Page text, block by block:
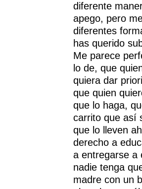
diferente
apego, pero
diferentes
has querido
Me parece
lo de, que
quiera dar
que quien
que lo haga,
carrito que así
que lo lleven
derecho a
a entregarse a
nadie tenga
madre con un